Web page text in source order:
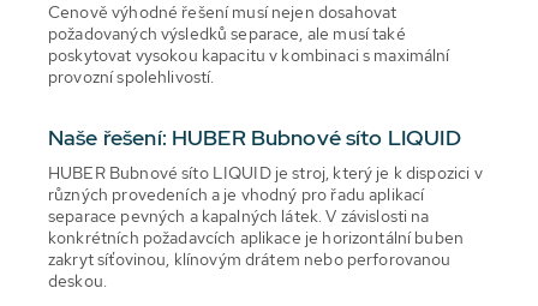
Cenově výhodné řešení musí nejen dosahovat
požadovaných výsledků separace, ale musí také
poskytovat vysokou kapacitu v kombinaci s maximální
provozní spolehlivostí.
Naše řešení: HUBER Bubnové síto LIQUID
HUBER Bubnové síto LIQUID je stroj, který je k dispozici v
různých provedeních a je vhodný pro řadu aplikací
separace pevných a kapalných látek. V závislosti na
konkrétních požadavcích aplikace je horizontální buben
zakryt síťovinou, klínovým drátem nebo perforovanou
deskou.